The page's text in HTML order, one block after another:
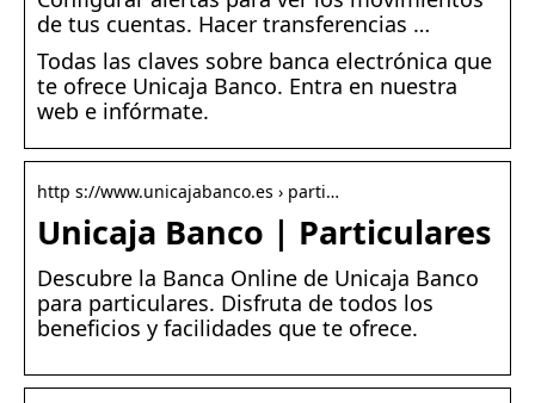
de tus cuentas. Hacer transferencias …
Todas las claves sobre banca electrónica que
te ofrece Unicaja Banco. Entra en nuestra
web e infórmate.
http s://www.unicajabanco.es › parti…
Unicaja Banco | Particulares
Descubre la Banca Online de Unicaja Banco
para particulares. Disfruta de todos los
beneficios y facilidades que te ofrece.